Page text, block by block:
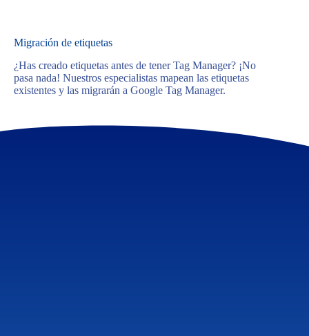
Migración de etiquetas
¿Has creado etiquetas antes de tener Tag Manager? ¡No
pasa nada! Nuestros especialistas mapean las etiquetas
existentes y las migrarán a Google Tag Manager.